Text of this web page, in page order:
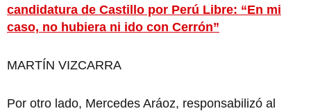
candidatura de Castillo por Perú Libre: “En mi
caso, no hubiera ni ido con Cerrón”
MARTÍN VIZCARRA
Por otro lado, Mercedes Aráoz, responsabilizó al